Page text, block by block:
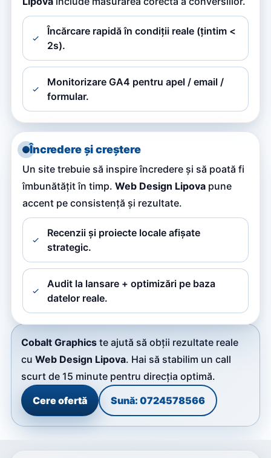
Încărcare rapidă în condiții reale (țintim <
2s).
Monitorizare GA4 pentru apel / email /
formular.
Încredere și creștere
Un site trebuie să inspire încredere și să poată fi
îmbunătățit în timp. Web Design Lipova pune
accent pe consistență și rezultate.
Recenzii și proiecte locale afișate
strategic.
Audit la lansare + optimizări pe baza
datelor reale.
Cobalt Graphics te ajută să obții rezultate reale
cu Web Design Lipova. Hai să stabilim un call
scurt de 15 minute pentru direcția optimă.
Cere ofertă
Sună: 0724578566